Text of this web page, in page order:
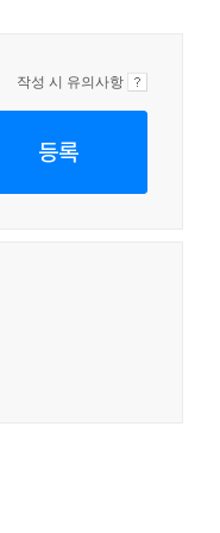
작성 시 유의사항
등록